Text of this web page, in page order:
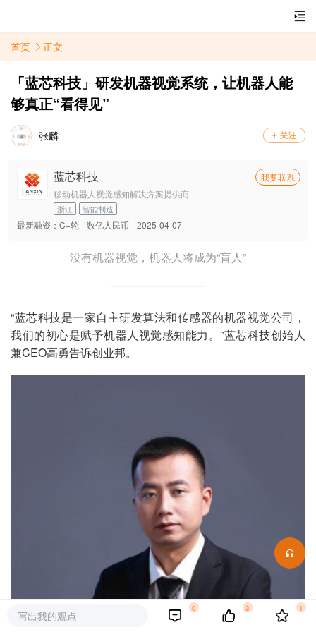
首页 正文
「蓝芯科技」研发机器视觉系统，让机器人能
够真正“看得见”
张麟
蓝芯科技
我要联系
移动机器人视觉感知解决方案提供商
浙江 智能制造
最新融资： C+轮 | 数亿人民币 | 2025-04-07
没有机器视觉，机器人将成为“盲人”
“蓝芯科技是一家自主研发算法和传感器的机器视觉公司，
我们的初心是赋予机器人视觉感知能力。”蓝芯科技创始人
兼CEO高勇告诉创业邦。
写出我的观点
0 3 1